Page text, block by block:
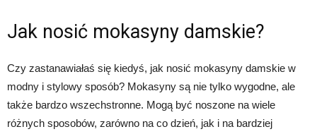
Jak nosić mokasyny damskie?
Czy zastanawiałaś się kiedyś, jak nosić mokasyny damskie w
modny i stylowy sposób? Mokasyny są nie tylko wygodne, ale
także bardzo wszechstronne. Mogą być noszone na wiele
różnych sposobów, zarówno na co dzień, jak i na bardziej